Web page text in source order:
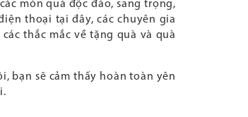
món quà độc đáo, sang trọng,
thoại tại đây, các chuyên gia
thắc mắc về tặng quà và quà
bạn sẽ cảm thấy hoàn toàn yên